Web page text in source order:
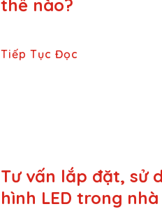
thế nào?
Tiếp Tục Đọc
Tư vấn lắp đặt, sử
hình LED trong nhà